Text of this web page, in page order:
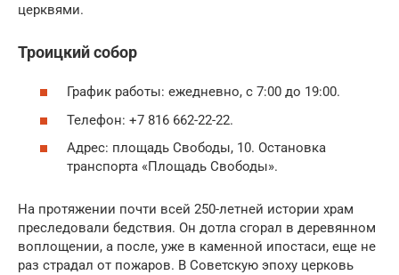
церквями.
Троицкий собор
График работы: ежедневно, с 7:00 до 19:00.
Телефон: +7 816 662-22-22.
Адрес: площадь Свободы, 10. Остановка
транспорта «Площадь Свободы».
На протяжении почти всей 250-летней истории храм
преследовали бедствия. Он дотла сгорал в деревянном
воплощении, а после, уже в каменной ипостаси, еще не
раз страдал от пожаров. В Советскую эпоху церковь